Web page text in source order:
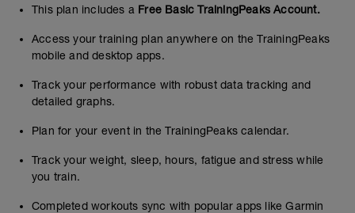
This plan includes a Free Basic TrainingPeaks Account.
Access your training plan anywhere on the TrainingPeaks
mobile and desktop apps.
Track your performance with robust data tracking and
detailed graphs.
Plan for your event in the TrainingPeaks calendar.
Track your weight, sleep, hours, fatigue and stress while
you train.
Completed workouts sync with popular apps like Garmin